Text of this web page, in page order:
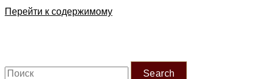
Перейти к содержимому
Search